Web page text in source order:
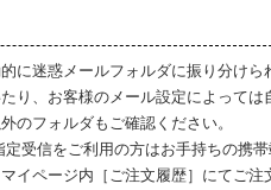
に迷惑メールフォルダに振り分け
り、お客様のメール設定によって
のフォルダもご確認ください。
受信をご利用の方はお手持ちの携
イページ内［ご注文履歴］にてご